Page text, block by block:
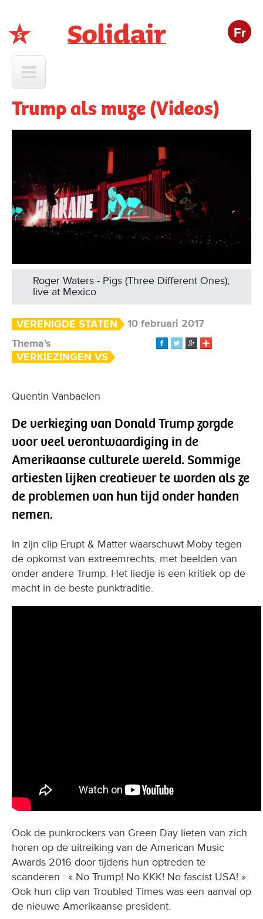
Fr
Trump als muze (Videos)
Roger Waters - Pigs (Three Different Ones),
live at Mexico
VERENIGDE STATEN
10 februari 2017
Thema's
VERKIEZINGEN VS
Quentin Vanbaelen
De verkiezing van Donald Trump zorgde
voor veel verontwaardiging in de
Amerikaanse culturele wereld. Sommige
artiesten lijken creatiever te worden als ze
de problemen van hun tijd onder handen
nemen.
In zijn clip Erupt & Matter waarschuwt Moby tegen
de opkomst van extreemrechts, met beelden van
onder andere Trump. Het liedje is een kritiek op de
macht in de beste punktraditie.
Ook de punkrockers van Green Day lieten van zich
horen op de uitreiking van de American Music
Awards 2016 door tijdens hun optreden te
scanderen : « No Trump! No KKK! No fascist USA! ».
Ook hun clip van Troubled Times was een aanval op
de nieuwe Amerikaanse president.